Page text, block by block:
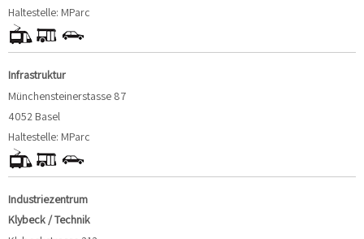
Haltestelle: MParc
Infrastruktur
Münchensteinerstasse 87
4052 Basel
Haltestelle: MParc
Industriezentrum
Klybeck / Technik